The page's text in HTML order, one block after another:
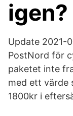
igen?
Update 2021-
PostNord för
paketet inte
med ett värde
1800kr i